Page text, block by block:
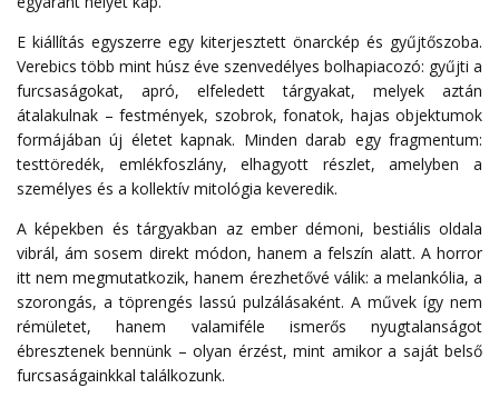
E kiállítás egyszerre egy kiterjesztett önarckép és gyűjtőszoba.
Verebics több mint húsz éve szenvedélyes bolhapiacozó: gyűjti a
furcsaságokat, apró, elfeledett tárgyakat, melyek aztán
átalakulnak – festmények, szobrok, fonatok, hajas objektumok
formájában új életet kapnak. Minden darab egy fragmentum:
testtöredék, emlékfoszlány, elhagyott részlet, amelyben a
személyes és a kollektív mitológia keveredik.
A képekben és tárgyakban az ember démoni, bestiális oldala
vibrál, ám sosem direkt módon, hanem a felszín alatt. A horror
itt nem megmutatkozik, hanem érezhetővé válik: a melankólia, a
szorongás, a töprengés lassú pulzálásaként. A művek így nem
rémületet, hanem valamiféle ismerős nyugtalanságot
ébresztenek bennünk – olyan érzést, mint amikor a saját belső
furcsaságainkkal találkozunk.